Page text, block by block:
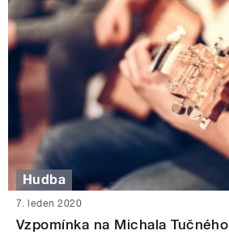
Hudba
7. leden 2020
Vzpomínka na Michala Tučného